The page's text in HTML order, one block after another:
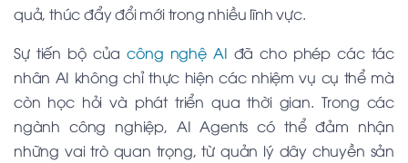
quả, thúc đẩy đổi mới trong nhiều lĩnh vực.
Sự tiến bộ củacông nghệ AI đã cho phép các tác
nhân AI không chỉ thực hiện các nhiệm vụ cụ thể mà
còn học hỏi và phát triển qua thời gian. Trong các
ngành công nghiệp, AI Agents có thể đảm nhận
những vai trò quan trọng, từ quản lý dây chuyền sản